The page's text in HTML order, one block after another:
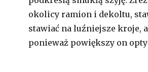
okolicy ramion i dekoltu,
stawiać na luźniejsze kroje,
ponieważ powiększy on